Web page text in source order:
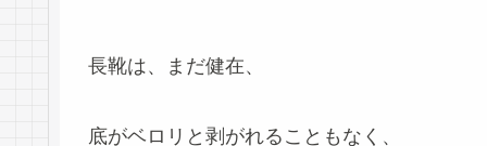
長靴は、まだ健在、
底がベロリと剥がれることもなく、